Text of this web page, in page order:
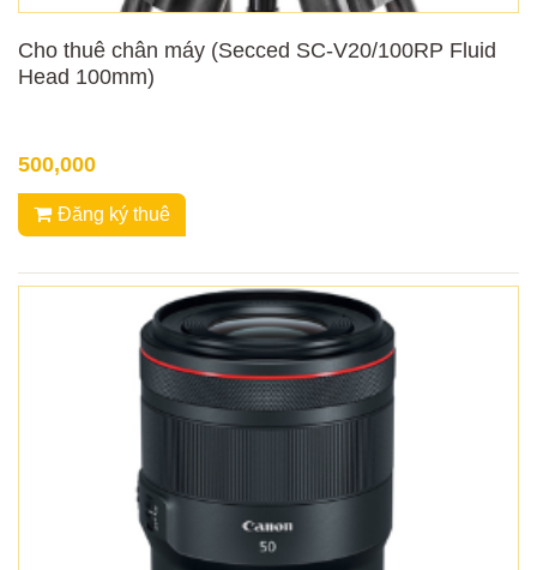
Cho thuê chân máy (Secced SC-V20/100RP Fluid
Head 100mm)
500,000
Đăng ký thuê